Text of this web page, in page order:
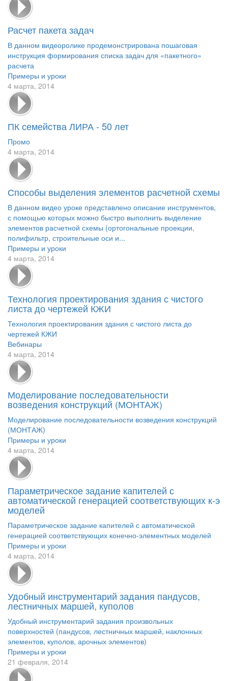
Расчет пакета задач
В данном видеоролике продемонстрирована пошаговая
инструкция формирования списка задач для «пакетного»
расчета
Примеры и уроки
4 марта, 2014
ПК семейства ЛИРА - 50 лет
Промо
4 марта, 2014
Способы выделения элементов расчетной схемы
В данном видео уроке представлено описание инструментов,
с помощью которых можно быстро выполнить выделение
элементов расчетной схемы (ортогональные проекции,
полифильтр, строительные оси и...
Примеры и уроки
4 марта, 2014
Технология проектирования здания с чистого
листа до чертежей КЖИ
Технология проектирования здания с чистого листа до
чертежей КЖИ
Вебинары
4 марта, 2014
Моделирование последовательности
возведения конструкций (МОНТАЖ)
Моделирование последовательности возведения конструкций
(МОНТАЖ)
Примеры и уроки
4 марта, 2014
Параметрическое задание капителей с
автоматической генерацией соответствующих к-э
моделей
Параметрическое задание капителей с автоматической
генерацией соответствующих конечно-элементных моделей
Примеры и уроки
4 марта, 2014
Удобный инструментарий задания пандусов,
лестничных маршей, куполов
Удобный инструментарий задания произвольных
поверхностей (пандусов, лестничных маршей, наклонных
элементов, куполов, арочных элементов)
Примеры и уроки
21 февраля, 2014